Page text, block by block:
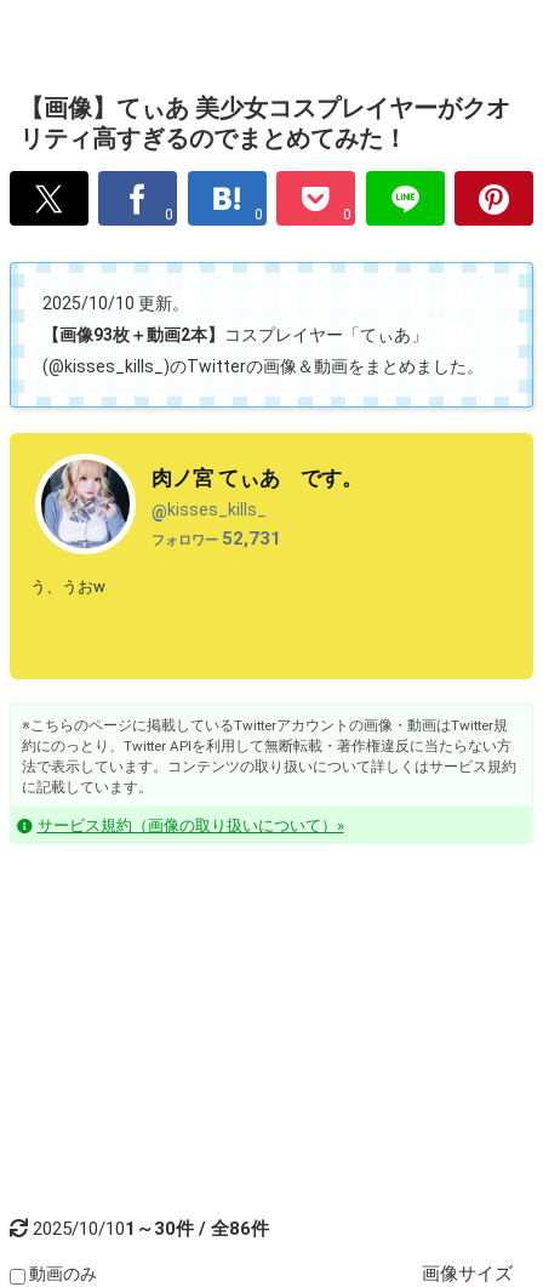
【画像】てぃあ 美少女コスプレイヤーがクオ
リティ高すぎるのでまとめてみた！
0 0 0
2025/10/10 更新。
【画像93枚＋動画2本】
コスプレイヤー「てぃあ」
(@kisses_kills_)のTwitterの画像＆動画をまとめました。
肉ノ宮 てぃあ です。
@kisses_kills_
フォロワー 52,731
う、うおw
※こちらのページに掲載しているTwitterアカウントの画像・動画はTwitter規
約にのっとり、Twitter APIを利用して無断転載・著作権違反に当たらない方
法で表示しています。コンテンツの取り扱いについて詳しくはサービス規約
に記載しています。
サービス規約（画像の取り扱いについて）»
2025/10/101～30件 / 全86件
動画のみ 画像サイズ